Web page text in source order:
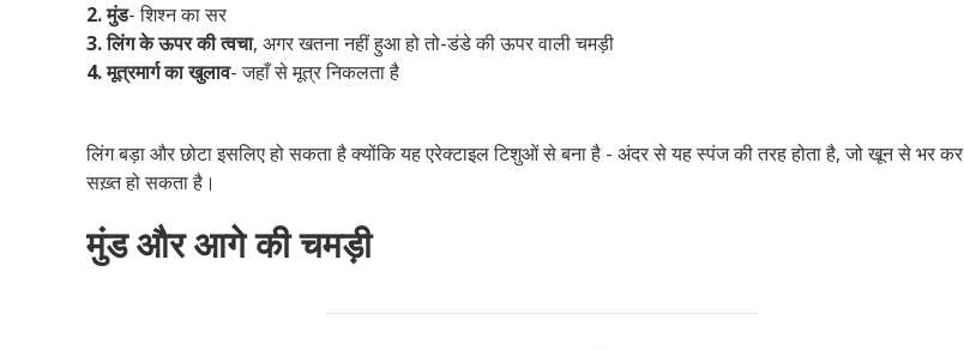
2.मुंड- शिश्न का सर
3. लिंग के ऊपर की त्वचा, अगर खतना नहीं हुआ हो तो-डंडे की ऊपर वाली चमड़ी
4. मूत्रमार्ग का खुलाव- जहाँ से मूत्र निकलता है
लिंग बड़ा और छोटा इसलिए हो सकता है क्योंकि यह एरेक्टाइल टिशुओं से बना है - अंदर से यह स्पंज की तरह होता है, जो खून से भर कर
सख़्त हो सकता है।
मुंड और आगे की चमड़ी